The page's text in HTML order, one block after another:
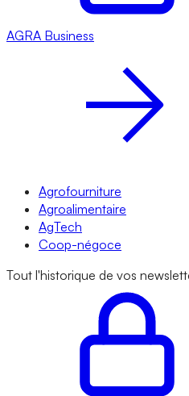
AGRA Business
Agrofourniture
Agroalimentaire
AgTech
Coop-négoce
Tout l'historique de vos